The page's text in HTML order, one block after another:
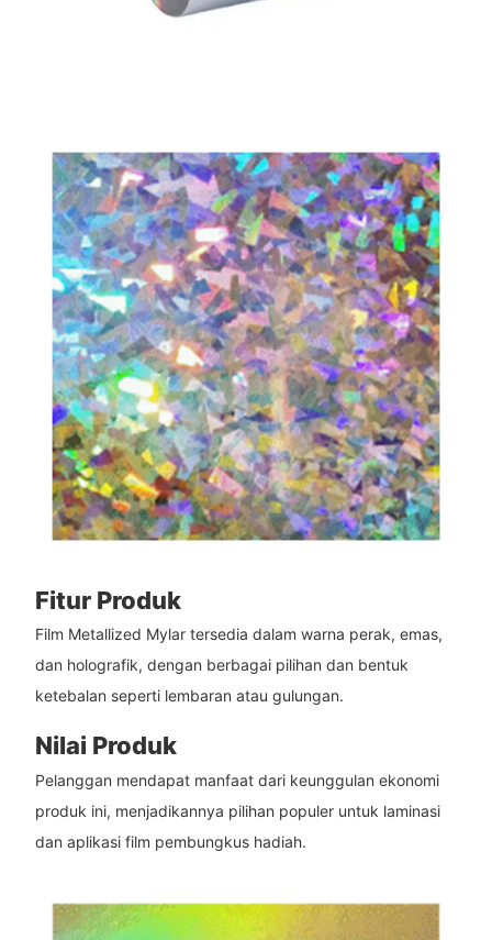
Fitur Produk
Film Metallized Mylar tersedia dalam warna perak, emas,
dan holografik, dengan berbagai pilihan dan bentuk
ketebalan seperti lembaran atau gulungan.
Nilai Produk
Pelanggan mendapat manfaat dari keunggulan ekonomi
produk ini, menjadikannya pilihan populer untuk laminasi
dan aplikasi film pembungkus hadiah.